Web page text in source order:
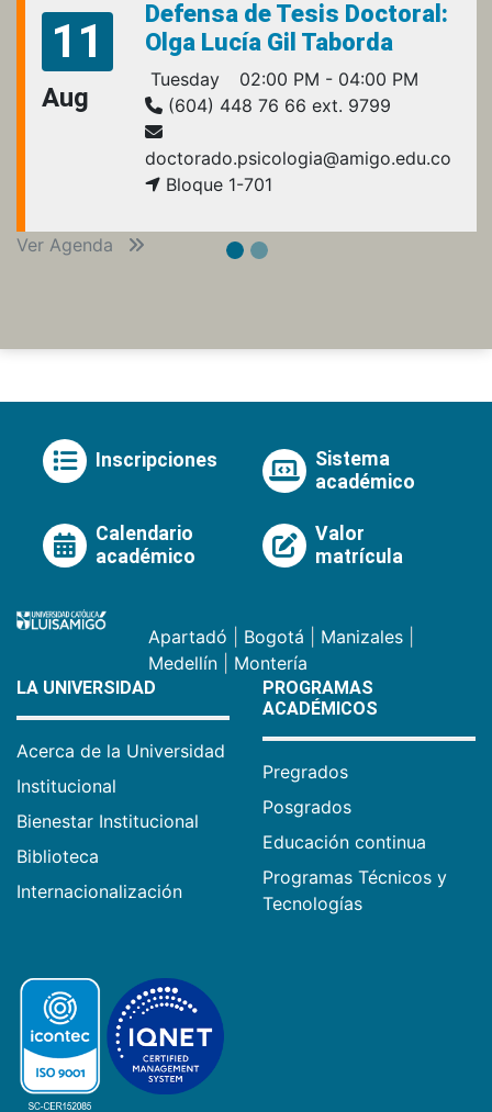
11
Aug
Defensa de Tesis Doctoral:
Olga Lucía Gil Taborda
Tuesday
02:00 PM - 04:00 PM
(604) 448 76 66 ext. 9799
doctorado.psicologia@amigo.edu.co
Bloque 1-701
Ver Agenda
Inscripciones
Sistema
académico
Calendario
académico
Valor
matrícula
Apartadó Bogotá Manizales
Medellín
Montería
LA UNIVERSIDAD
Acerca de la Universidad
Institucional
Bienestar Institucional
Biblioteca
Internacionalización
PROGRAMAS
ACADÉMICOS
Pregrados
Posgrados
Educación continua
Programas Técnicos y
Tecnologías